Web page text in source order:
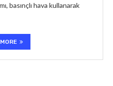
basınçlı hava kullanarak